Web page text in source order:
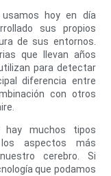
hoy en día
sus propios
de sus entornos.
que llevan años
para detectar
diferencia entre
con otros
hay muchos tipos
aspectos más
cerebro. Si
que podamos